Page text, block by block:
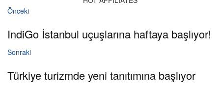
Önceki
IndiGo İstanbul uçuşlarına haftaya başlıyor!
Sonraki
Türkiye turizmde yeni tanıtımına başlıyor